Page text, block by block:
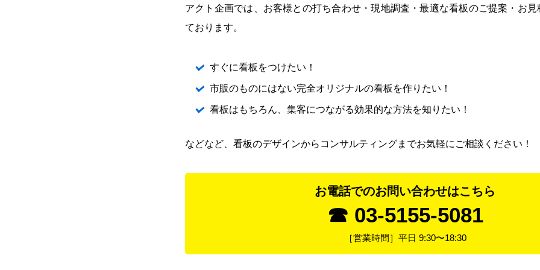
アクト企画では、お客様との打ち合わせ・現地調査・最適な看板のご提案・お見
ております。
すぐに看板をつけたい！
市販のものにはない完全オリジナルの看板を作りたい！
看板はもちろん、集客につながる効果的な方法を知りたい！
などなど、看板のデザインからコンサルティングまでお気軽にご相談ください！
お電話でのお問い合わせはこちら
☎ 03-5155-5081
［営業時間］平日 9:30〜18:30